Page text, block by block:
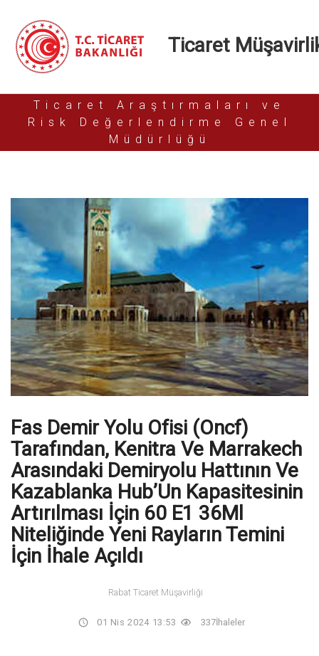
Ticaret
Ticaret Araştırmaları ve
Risk Değerlendirme Genel
Müdürlüğü
Fas Demir Yolu Ofisi (Oncf)
Tarafından, Kenitra Ve Marrakech
Arasındaki Demiryolu Hattının Ve
Kazablanka Hub’Un Kapasitesinin
Artırılması İçin 60 E1 36Ml
Niteliğinde Yeni Rayların Temini
İçin İhale Açıldı
Rabat Ticaret Müşavirliği
01 Nis 2024 13:53 337İhaleler